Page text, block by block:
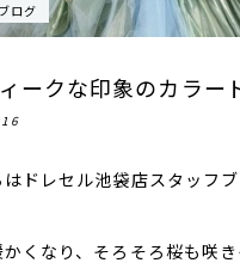
ログ
ークな印象のカラー
ドレセル池袋店スタッフブ
くなり、そろそろ桜も咲